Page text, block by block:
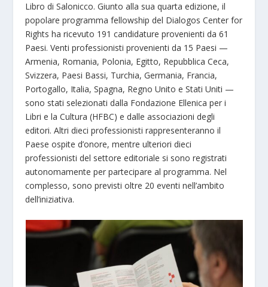
Libro di Salonicco. Giunto alla sua quarta edizione, il
popolare programma fellowship del Dialogos Center for
Rights ha ricevuto 191 candidature provenienti da 61
Paesi. Venti professionisti provenienti da 15 Paesi —
Armenia, Romania, Polonia, Egitto, Repubblica Ceca,
Svizzera, Paesi Bassi, Turchia, Germania, Francia,
Portogallo, Italia, Spagna, Regno Unito e Stati Uniti —
sono stati selezionati dalla Fondazione Ellenica per i
Libri e la Cultura (HFBC) e dalle associazioni degli
editori. Altri dieci professionisti rappresenteranno il
Paese ospite d’onore, mentre ulteriori dieci
professionisti del settore editoriale si sono registrati
autonomamente per partecipare al programma. Nel
complesso, sono previsti oltre 20 eventi nell’ambito
dell’iniziativa.